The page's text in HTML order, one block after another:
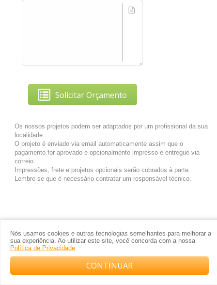
Nós usamos cookies e outras tecnologias semelhantes para melhorar a
sua experiência. Ao utilizar este site, você concorda com a nossa
Política de Privacidade.
CONTINUAR
Solicitar Orçamento
Os nossos projetos podem ser adaptados por um profissional da sua
localidade.
O projeto é enviado via email automaticamente assim que o
pagamento for aprovado e opcionalmente impresso e entregue via
correio.
Impressões, frete e projetos opcionais serão cobrados à parte.
Lembre-se que é necessário contratar um responsável técnico.
Compre com o arquiteto no WhatsApp